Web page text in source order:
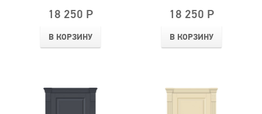
18 250 Р
В КОРЗИНУ
18 250 Р
В КОРЗИНУ